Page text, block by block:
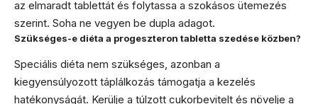
az elmaradt tablettát és folytassa a szokásos ütemezés
szerint. Soha ne vegyen be dupla adagot.
Szükséges-e diéta a progeszteron tabletta szedése közben?
Speciális diéta nem szükséges, azonban a
kiegyensúlyozott táplálkozás támogatja a kezelés
hatékonyságát. Kerülje a túlzott cukorbevitelt és növelje a